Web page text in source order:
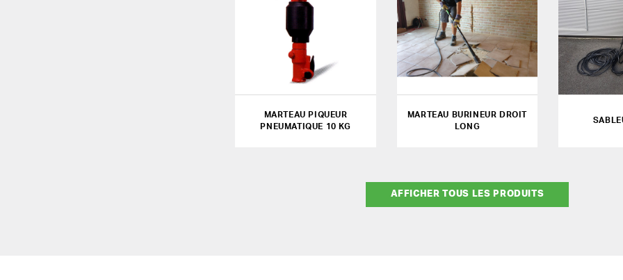
MARTEAU PIQUEUR
PNEUMATIQUE 10 KG
MARTEAU BURINEUR DROIT
LONG
AFFICHER TOUS LES PRODUITS